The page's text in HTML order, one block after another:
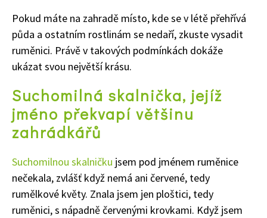
Pokud máte na zahradě místo, kde se v létě přehřívá
půda a ostatním rostlinám se nedaří, zkuste vysadit
ruměnici. Právě v takových podmínkách dokáže
ukázat svou největší krásu.
Suchomilná skalnička, jejíž
jméno překvapí většinu
zahrádkářů
Suchomilnou skalničku jsem pod jménem ruměnice
nečekala, zvlášť když nemá ani červené, tedy
rumělkové květy. Znala jsem jen ploštici, tedy
ruměnici, s nápadně červenými krovkami. Když jsem